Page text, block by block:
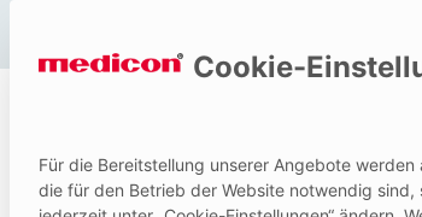
Cookie-
Für die Bereitstellung unserer Angebote
die für den Betrieb der Website notwendig